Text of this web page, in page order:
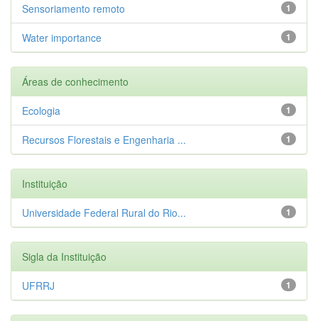
1
Sensoriamento remoto
1
Water importance
Áreas de conhecimento
1
Ecologia
1
Recursos Florestais e Engenharia ...
Instituição
1
Universidade Federal Rural do Rio...
Sigla da Instituição
1
UFRRJ